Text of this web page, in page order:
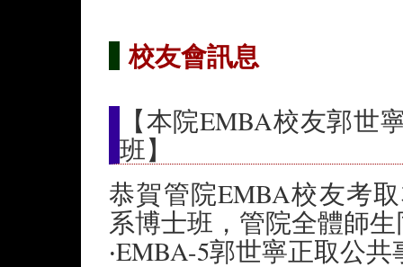
校友會訊息
【本院EMBA校友郭
班】
恭賀管院EMBA校友考
系博士班，管院全體師
‧EMBA-5郭世寧正取公